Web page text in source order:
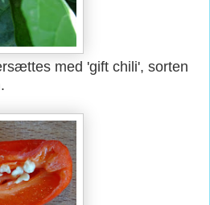
med 'gift chili', sorten